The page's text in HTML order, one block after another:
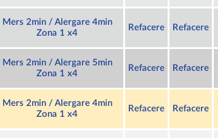
Mers 2min / Alergare 4min
Zona 1 x4
Refacere Refacere
Mers 2min / Alergare 5min
Zona 1 x4
Refacere Refacere
Mers 2min / Alergare 4min
Zona 1 x4
Refacere Refacere